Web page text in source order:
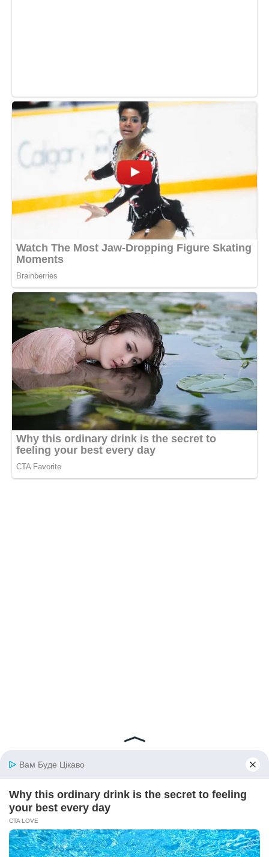
© 2026 iBilingua
Політика конфіденційності та умови користування